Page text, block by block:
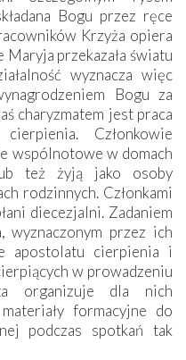
Bogu przez ręce
Krzyża opiera
przekazała światu
wyznacza więc
Bogu za
charyzmatem jest praca
Członkowie
wspólnotowe w domach
też żyją jako osoby
rodzinnych. Członkami
diecezjalni. Zadaniem
wyznaczonym przez ich
apostolatu cierpienia i
w prowadzeniu
organizuje dla nich
formacyjne do
podczas spotkań tak